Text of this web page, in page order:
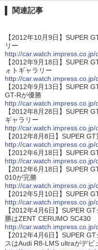
関連記事
【2012年10月9日】SUPER
リー
http://
【2012年9月18日】SUPER
ォトギャラリー
http://
【2012年9月13日】SUPER
GT-Rが優勝
http://
【2012年8月28日】SUPER
ギャラリー
http://
【2012年8月8日】SUPER
http://
【2012年6月18日】SUPER
http://
【2012年6月18日】SUPER
010が完勝
http://
【2012年5月10日】SUPER
http://
【2012年4月6日】SUPER
勝はZENT CERUMO SC430
http://
【2012年4月6日】SUPER
スはAudi R8-LMS ultraがデビ